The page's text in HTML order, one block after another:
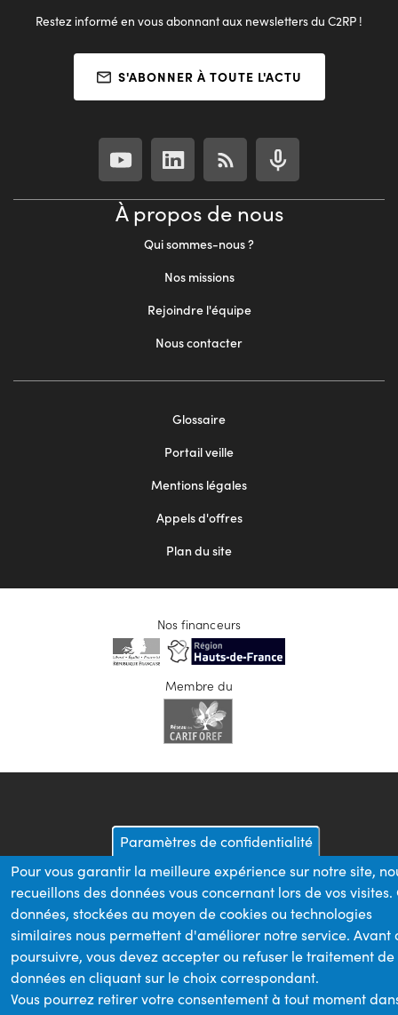
Restez informé en vous abonnant aux newsletters du C2RP !
S'ABONNER À TOUTE L'ACTU
À propos de nous
Qui sommes-nous ?
Nos missions
Rejoindre l'équipe
Nous contacter
Glossaire
Portail veille
Mentions légales
Appels d'offres
Plan du site
Nos financeurs
Membre du
Paramètres de confidentialité
Pour vous garantir la meilleure expérience sur notre site,
recueillons des données vous concernant lors de vos visites.
données, stockées au moyen de cookies ou technologies
similaires nous permettent d'améliorer notre service. Avant
poursuivre, vous devez accepter ou refuser le traitement de
données en cliquant sur le choix correspondant.
Vous pourrez retirer votre consentement à tout moment